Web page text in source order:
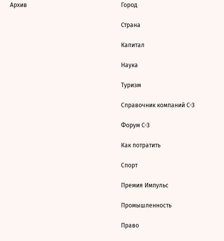
Архив Город
Страна
Капитал
Наука
Туризм
Справочник компаний С-З
Форум С-З
Как потратить
Спорт
Премия Импульс
Промышленность
Право